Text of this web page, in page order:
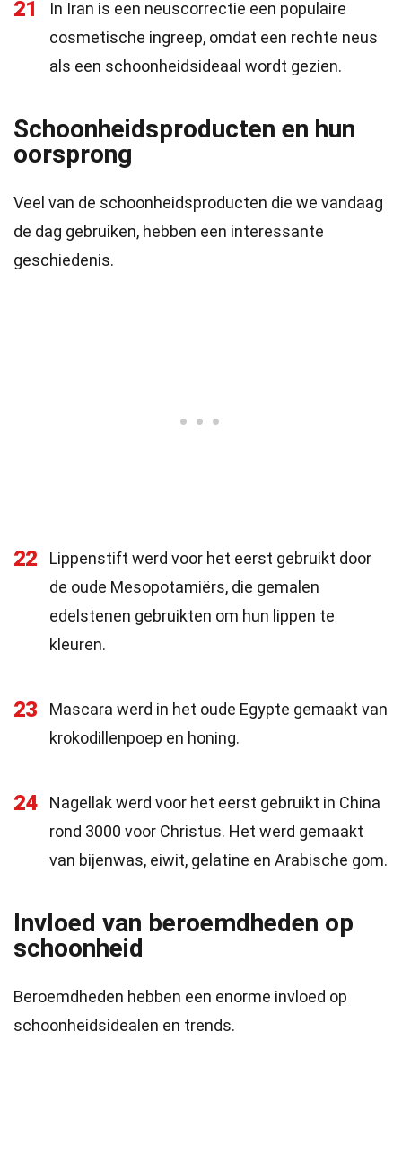
21
In Iran is een neuscorrectie een populaire
cosmetische ingreep, omdat een rechte neus
als een schoonheidsideaal wordt gezien.
Schoonheidsproducten en hun
oorsprong
Veel van de schoonheidsproducten die we vandaag
de dag gebruiken, hebben een interessante
geschiedenis.
22
Lippenstift werd voor het eerst gebruikt door
de oude Mesopotamiërs, die gemalen
edelstenen gebruikten om hun lippen te
kleuren.
23
Mascara werd in het oude Egypte gemaakt van
krokodillenpoep en honing.
24
Nagellak werd voor het eerst gebruikt in China
rond 3000 voor Christus. Het werd gemaakt
van bijenwas, eiwit, gelatine en Arabische gom.
Invloed van beroemdheden op
schoonheid
Beroemdheden hebben een enorme invloed op
schoonheidsidealen en trends.